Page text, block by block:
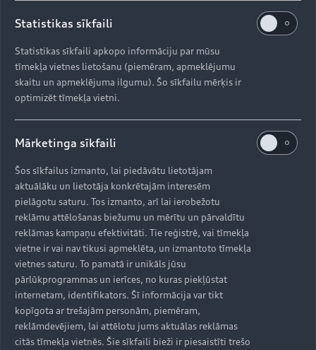
Statistikas sīkfaili
Statistikas sīkfaili apkopo informāciju par mūsu
tīmekļa vietnes lietošanu (piemēram, apmeklējumu
skaitu un apmeklējuma ilgumu). Šo sīkfailu mērķis ir
optimizēt tīmekļa vietni.
Mārketinga sīkfaili
Šos sīkfailus izmanto, lai piedāvātu lietotājam
aktuālāku un lietotāja konkrētajām interesēm
pielāgotu saturu. Tos izmanto, arī lai ierobežotu
reklāmu attēlošanas biežumu un mērītu un pārvaldītu
reklāmas kampaņu efektivitāti. Tie reģistrē, vai tīmekļa
vietne ir vai nav tikusi apmeklēta, un izmantoto tīmekļa
vietnes saturu. To pamatā ir unikāls jūsu
pārlūkprogrammas un ierīces, no kuras piekļūstat
internetam, identifikators. Šī informācija var tikt
kopīgota ar trešajām personām, piemēram,
reklāmdevējiem, lai attēlotu jums aktuālas reklāmas
citās tīmekļa vietnēs. Šie sīkfaili bieži ir piesaistīti trešo